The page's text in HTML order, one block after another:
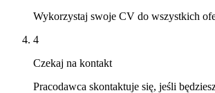
Wykorzystaj swoje CV do wszystkich
4
Czekaj na kontakt
Pracodawca skontaktuje się, jeśli